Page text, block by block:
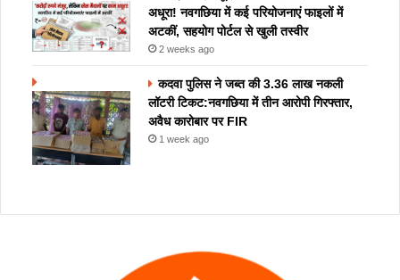
अधूरा! नवगछिया में कई परियोजनाएं फाइलों में
अटकीं, सहयोग पोर्टल से खुली तस्वीर
2 weeks ago
कदवा पुलिस ने जब्त की 3.36 लाख नकली
लॉटरी टिकट:नवगछिया में तीन आरोपी गिरफ्तार,
अवैध कारोबार पर FIR
1 week ago